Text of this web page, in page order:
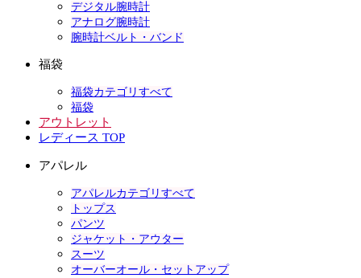
デジタル腕時計
アナログ腕時計
腕時計ベルト・バンド
福袋
福袋カテゴリすべて
福袋
アウトレット
レディース TOP
アパレル
アパレルカテゴリすべて
トップス
パンツ
ジャケット・アウター
スーツ
オーバーオール・セットアップ